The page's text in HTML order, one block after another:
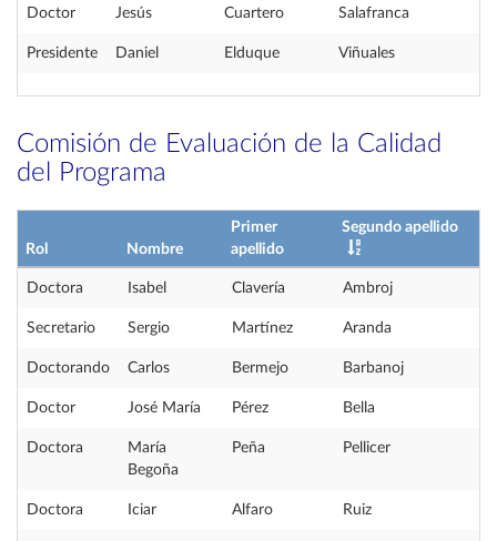
Doctor Jesús Cuartero Salafranca
Presidente Daniel Elduque Viñuales
Comisión de Evaluación de la Calidad
del Programa
Rol Nombre
Primer
apellido
Segundo apellido
Doctora Isabel Clavería Ambroj
Secretario Sergio Martínez Aranda
Doctorando Carlos Bermejo Barbanoj
Doctor José María Pérez Bella
Doctora
María
Begoña
Peña Pellicer
Doctora Iciar Alfaro Ruiz